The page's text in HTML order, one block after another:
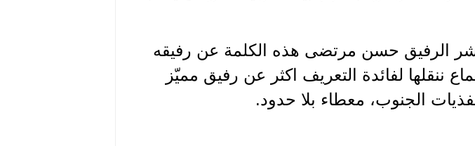
الرفيق حسن مرتضى هذه الكلمة عن رفيقه
ننقلها لفائدة التعريف اكثر عن رفيق مميّز
الجنوب، معطاء بلا حدود.